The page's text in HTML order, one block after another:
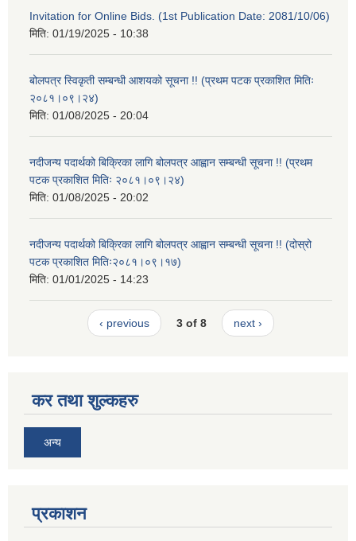
Invitation for Online Bids. (1st Publication Date: 2081/10/06)
मिति: 01/19/2025 - 10:38
बोलपत्र स्विकृती सम्बन्धी आशयको सूचना !! (प्रथम पटक प्रकाशित मितिः
२०८१।०९।२४)
मिति: 01/08/2025 - 20:04
नदीजन्य पदार्थको बिक्रिका लागि बोलपत्र आह्वान सम्बन्धी सूचना !! (प्रथम
पटक प्रकाशित मितिः २०८१।०९।२४)
मिति: 01/08/2025 - 20:02
नदीजन्य पदार्थको बिक्रिका लागि बोलपत्र आह्वान सम्बन्धी सूचना !! (दोस्रो
पटक प्रकाशित मितिः२०८१।०९।१७)
मिति: 01/01/2025 - 14:23
‹ previous 3 of 8 next ›
कर तथा शुल्कहरु
अन्य
प्रकाशन